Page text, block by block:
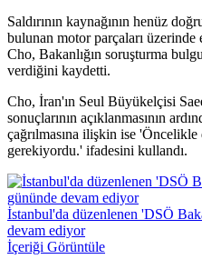
Saldırının kaynağının henüz
bulunan motor parçaları üzerinde
Cho, Bakanlığın soruşturma
verdiğini kaydetti.
Cho, İran'ın Seul Büyükelçisi
sonuçlarının açıklanmasının
çağrılmasına ilişkin ise 'Öncelikle
gerekiyordu.' ifadesini kullandı.
İstanbul'da düzenlenen 'DSÖ
devam ediyor
İçeriği Görüntüle